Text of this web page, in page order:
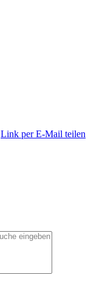
Link per E-Mail teilen